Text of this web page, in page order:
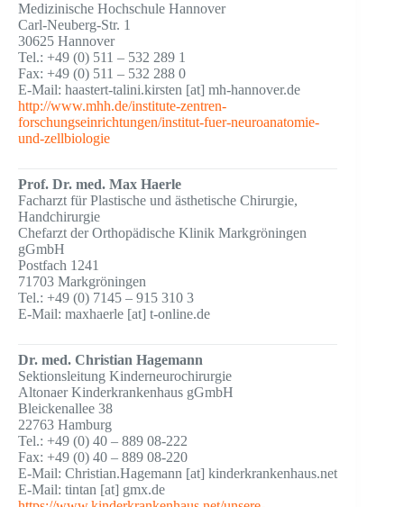
Medizinische Hochschule Hannover
Carl-Neuberg-Str. 1
30625 Hannover
Tel.: +49 (0) 511 – 532 289 1
Fax: +49 (0) 511 – 532 288 0
E-Mail: haastert-talini.kirsten [at] mh-hannover.de
http://www.mhh.de/institute-zentren-
forschungseinrichtungen/institut-fuer-neuroanatomie-
und-zellbiologie
Prof. Dr. med. Max Haerle
Facharzt für Plastische und ästhetische Chirurgie,
Handchirurgie
Chefarzt der Orthopädische Klinik Markgröningen
gGmbH
Postfach 1241
71703 Markgröningen
Tel.: +49 (0) 7145 – 915 310 3
E-Mail: maxhaerle [at] t-online.de
Dr. med. Christian Hagemann
Sektionsleitung Kinderneurochirurgie
Altonaer Kinderkrankenhaus gGmbH
Bleickenallee 38
22763 Hamburg
Tel.: +49 (0) 40 – 889 08-222
Fax: +49 (0) 40 – 889 08-220
E-Mail: Christian.Hagemann [at] kinderkrankenhaus.net
E-Mail: tintan [at] gmx.de